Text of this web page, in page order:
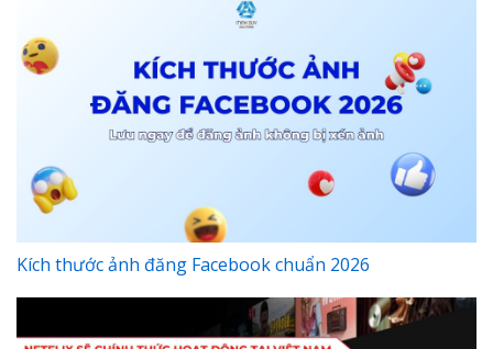
Kích thước ảnh đăng Facebook chuẩn 2026